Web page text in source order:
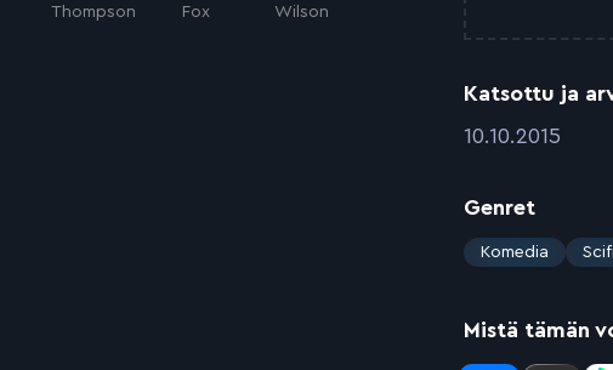
Thompson
Fox
Wilson
Katsottu ja
:10.10.2015
Genret
:
Komedia Scifi
Mistä tämän